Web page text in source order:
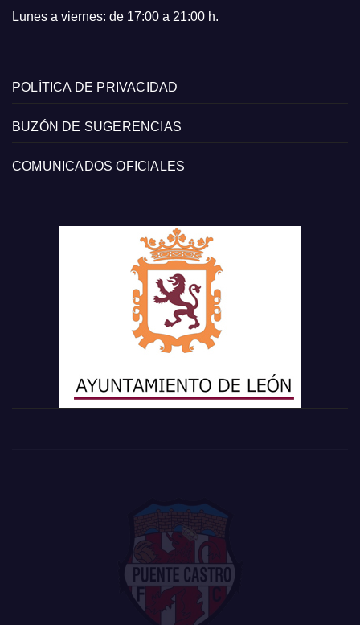
Lunes a viernes: de 17:00 a 21:00 h.
POLÍTICA DE PRIVACIDAD
BUZÓN DE SUGERENCIAS
COMUNICADOS OFICIALES